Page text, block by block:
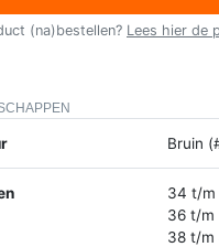
(na)bestellen? Lees hier de
Bruin
34 t/m
36 t/m
38 t/m